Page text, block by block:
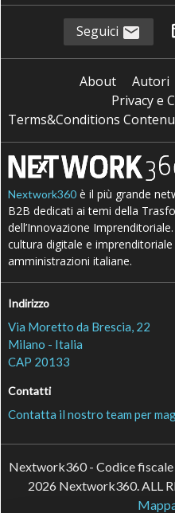
Seguici
About Autori
Privacy e
Terms&Conditions
Nextwork360 è il più grande
B2B dedicati ai temi della
dell’Innovazione
cultura digitale e
amministrazioni italiane.
Indirizzo
Via Moretto da Brescia, 22
Milano - Italia
CAP 20133
Contatti
Contatta il nostro team per
Nextwork360 - Codice
2026 Nextwork360. ALL